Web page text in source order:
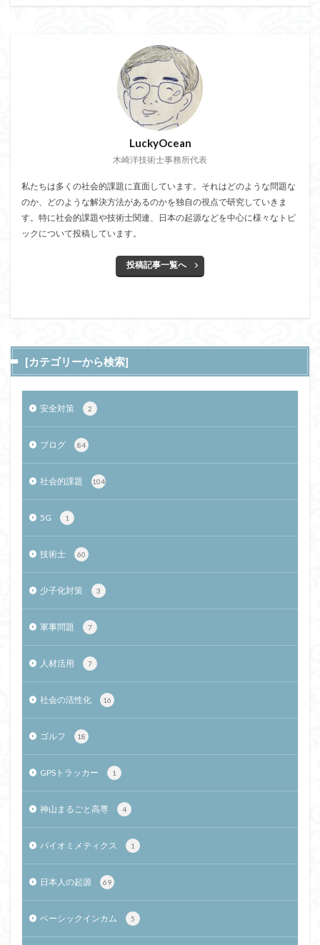
LuckyOcean
木崎洋技術士事務所代表
私たちは多くの社会的課題に直面しています。それはどのような問題な
のか、どのような解決方法があるのかを独自の視点で研究していきま
す。特に社会的課題や技術士関連、日本の起源などを中心に様々なトピ
ックについて投稿しています。
投稿記事一覧へ
[カテゴリーから検索]
安全対策 2
ブログ 84
社会的課題 104
5G 1
技術士 60
少子化対策 3
軍事問題 7
人材活用 7
社会の活性化 16
ゴルフ 18
GPSトラッカー 1
神山まるごと高専 4
バイオミメティクス 1
日本人の起源 69
ベーシックインカム 5